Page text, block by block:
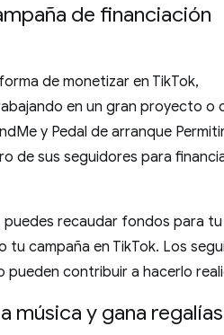
de financiación
de monetizar en TikTok,
en un gran proyecto o
y Pedal de arranque
de sus seguidores para
puedes recaudar fondos para
campaña en TikTok. Los
pueden contribuir a hacerlo
música y gana regalías